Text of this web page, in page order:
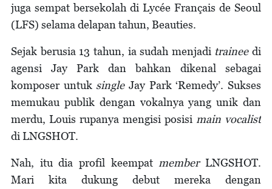
juga sempat bersekolah di Lycée Français de Seoul
(LFS) selama delapan tahun, Beauties.
Sejak berusia 13 tahun, ia sudah menjadi traineedi
agensi Jay Park dan bahkan dikenal sebagai
komposer untuk singleJay Park ‘Remedy’. Sukses
memukau publik dengan vokalnya yang unik dan
merdu, Louis rupanya mengisi posisi main vocalist
di LNGSHOT.
Nah, itu dia profil keempat memberLNGSHOT.
Mari kita dukung debut mereka dengan